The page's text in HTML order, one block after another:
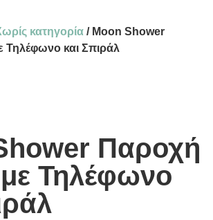
κατηγορία / Moon Shower
Τηλέφωνο και Σπιράλ
Παροχή
Τηλέφωνο